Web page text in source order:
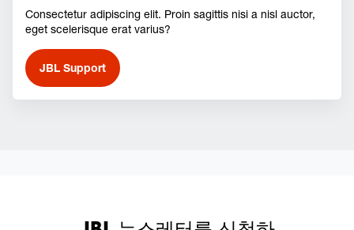
Consectetur adipiscing elit. Proin sagittis nisi a nisl auctor,
eget scelerisque erat varius?
JBL Support